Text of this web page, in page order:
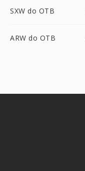
SXW do OTB
ARW do OTB